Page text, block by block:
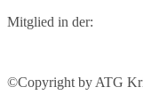
Mitglied in der:
©Copyright by ATG